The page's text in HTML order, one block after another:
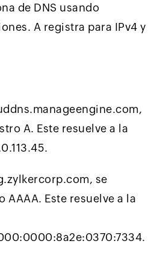
de DNS usando
A registra para IPv4 y
A. Este resuelve a la
se
Este resuelve a la